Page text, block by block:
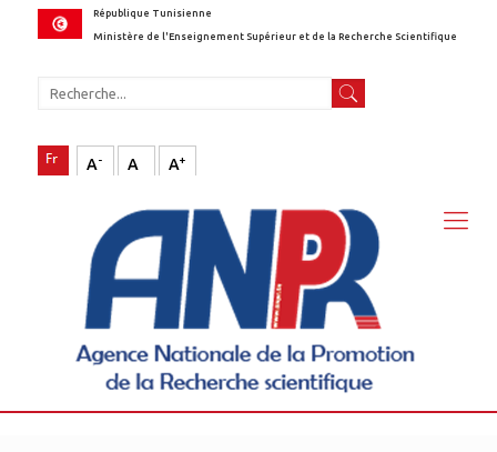
République Tunisienne
Ministère de l'Enseignement Supérieur et de la Recherche Scientifique
A- A A+